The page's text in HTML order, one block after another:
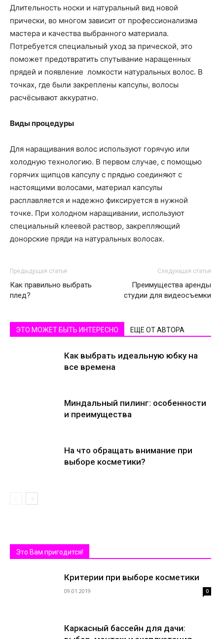
Длительность носки и натуральный вид новой
прически, во многом зависит от профессионализма
мастера и качества выбранного материала.
Потребуется специальный уход за прической, это
поможет предотвратить спутывание наращенных
прядей и появление ломкости натуральных волос. В
точках, где были закреплены капсулы, волосы
расчёсывают аккуратно.
Виды процедуры
Для наращивания волос используют горячую или
холодную технологию. В первом случае, с помощью
горячих щипцов капсулу с прядью соединяют с
настоящими волосами, материал капсулы
расплавляется и надежно фиксируется в нужной
точке. При холодном наращивании, используют
специальный клеевой раствор, закрепляющий
донорские пряди на натуральных волосах.
Предыдущая статья
Как правильно выбрать
плед?
Следующая статья
Преимущества аренды
студии для видеосъемки
ЭТО МОЖЕТ БЫТЬ ИНТЕРЕСНО ЕЩЕ ОТ АВТОРА
Как выбрать идеальную юбку на
все времена
Миндальный пилинг: особенности
и преимущества
На что обращать внимание при
выборе косметики?
Это Вам пригодится!
Критерии при выборе косметики
09.01.2019 0
Каркасный бассейн для дачи: